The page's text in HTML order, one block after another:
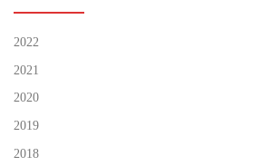
2022
2021
2020
2019
2018